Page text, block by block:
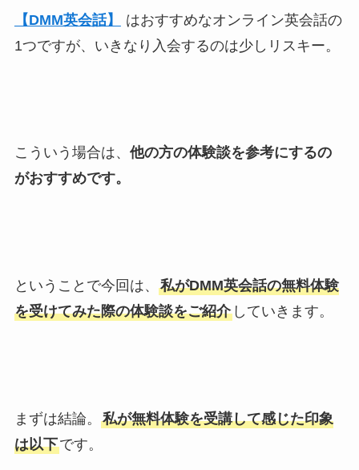
【DMM英会話】
はおすすめなオンライン英会話の
1つですが、いきなり入会するのは少しリスキー。
こういう場合は、 他の方の体験談を参考にするの
がおすすめです。
ということで今回は、 私がDMM英会話の無料体験
を受けてみた際の体験談をご紹介していきます。
まずは結論。 私が無料体験を受講して感じた印象
は以下です。